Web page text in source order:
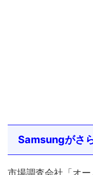
Samsungがさ
市場調査会社「オー